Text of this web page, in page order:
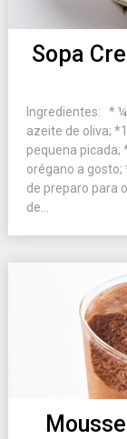
Sopa
Ingredientes: *
azeite de oliva;
pequena picada;
orégano a
de preparo para
de...